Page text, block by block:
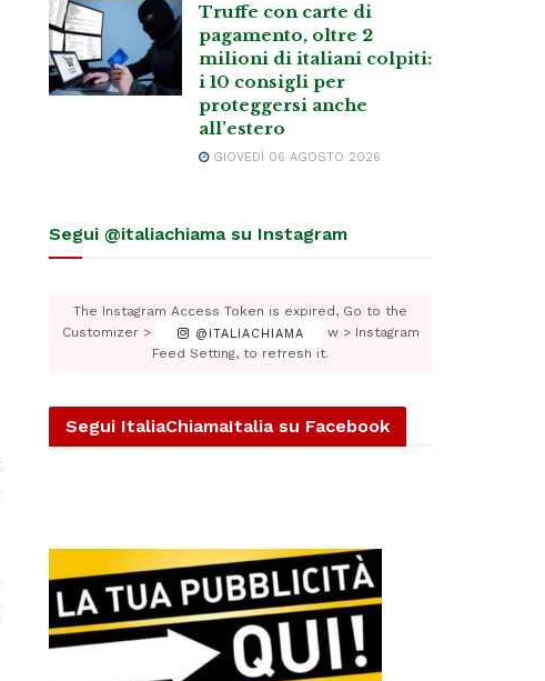
Truffe con carte di
pagamento, oltre 2
milioni di italiani colpiti:
i 10 consigli per
proteggersi anche
all’estero
GIOVEDÌ 06 AGOSTO 2026
Segui @italiachiama su Instagram
@ITALIACHIAMA
The Instagram Access Token is expired, Go to the
Customizer > JNews : Social, Like & View > Instagram
Feed Setting, to refresh it.
Segui ItaliaChiamaItalia su Facebook